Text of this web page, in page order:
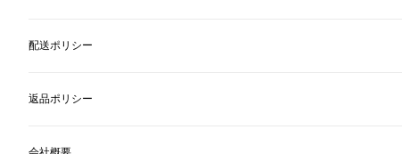
配送ポリシー
返品ポリシー